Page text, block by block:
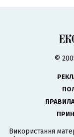
©
Використання